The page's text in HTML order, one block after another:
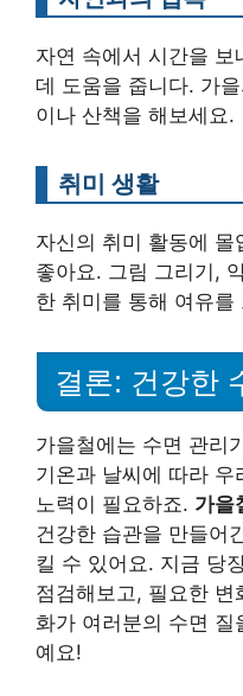
자연 속에서 시간을
데 도움을 줍니다. 가
이나 산책을 해보세요.
취미 생활
자신의 취미 활동에 몰
좋아요. 그림 그리기,
한 취미를 통해 여유를
결론: 건강한
가을철에는 수면 관리
기온과 날씨에 따라
노력이 필요하죠. 가을
건강한 습관을 만들어
킬 수 있어요. 지금 당
점검해보고, 필요한 변
화가 여러분의 수면 질
예요!